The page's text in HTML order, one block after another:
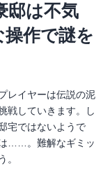
邸は不気
作で謎を
レイヤーは伝説の泥
戦していきます。し
宅ではないようで
……。難解なギミッ
。